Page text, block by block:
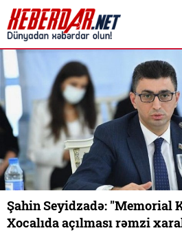
Şahin Seyidzadə: "Memorial
Xocalıda açılması rəmzi